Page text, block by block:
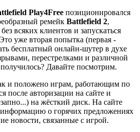
Play4Free позиционировался
ремейк Battlefield 2,
всяких клиентов и запускаться
уже вторая попытка (первая -
бесплатный онлайн-шутер в духе
перестрелками и различной
Давайте посмотрим.
и положено играм, работающим по
после авторизации на сайте и
на жёсткий диск. На сайте
о горячих предложениях
новости, связанные с игрой.